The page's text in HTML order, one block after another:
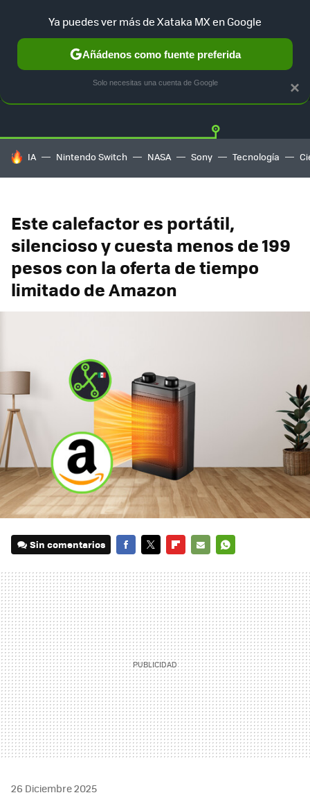
GUÍA DE COMPRAS MERCADO LIBRE
HOY SE HABLA DE
IA Nintendo Switch NASA Sony Tecnología
Este calefactor es portátil,
silencioso y cuesta menos de 199
pesos con la oferta de tiempo
limitado de Amazon
Sin comentarios
MAIL
26 Diciembre 2025
×
Ya puedes ver más de Xataka MX en Google
Añádenos como fuente preferida
Solo necesitas una cuenta de Google